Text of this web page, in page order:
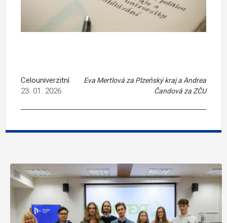
Celouniverzitní
Eva Mertlová za Plzeňský kraj a Andrea
Čandová za ZČU
23. 01. 2026